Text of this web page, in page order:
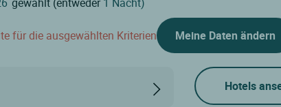
für die ausgewählten Kriterien Meine Daten ändern
Hotels